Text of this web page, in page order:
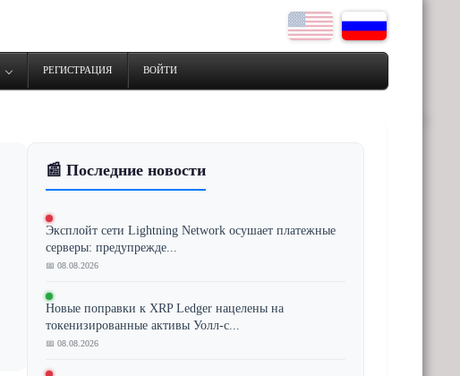
РЕГИСТРАЦИЯ ВОЙТИ
📰 Последние новости
Эксплойт сети Lightning Network осушает платежные
серверы: предупрежде...
📅 08.08.2026
Новые поправки к XRP Ledger нацелены на
токенизированные активы Уолл-с...
📅 08.08.2026